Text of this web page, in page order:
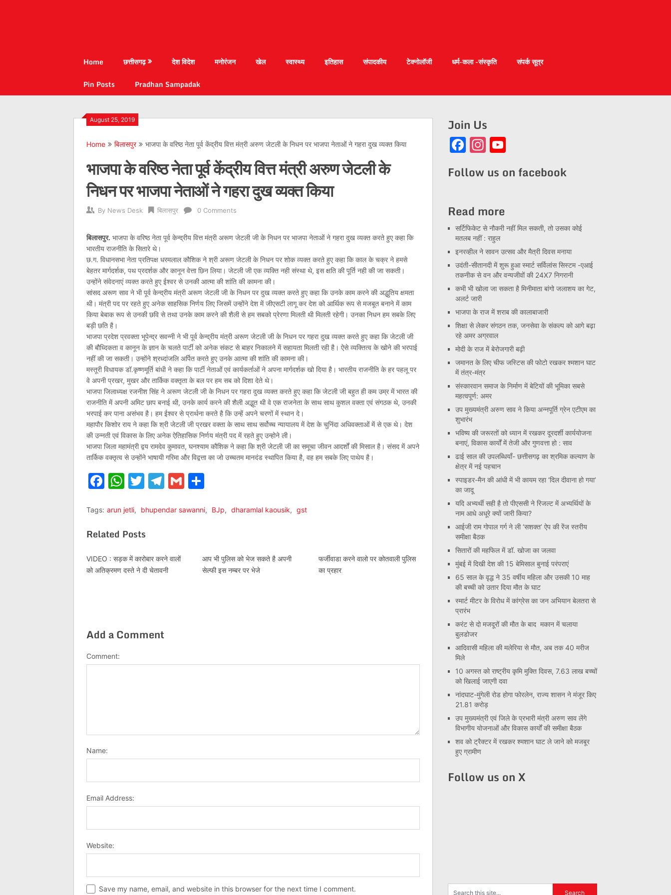
Home छत्तीसगढ़ देश विदेश मनोरंजन खेल स्वास्थ्य इतिहास संपादकीय टेक्नोलॉजी धर्म-कला -संस्कृति
संपर्क सूत्र
Pin Posts
Pradhan Sampadak
August 25, 2019
Home बिलासपुर भाजपा के वरिष्ठ नेता पूर्व केंद्रीय वित्त मंत्री अरुण जेटली के निधन पर भाजपा नेताओं ने गहरा दुख व्यक्त किया
भाजपा के वरिष्ठ नेता पूर्व केंद्रीय वित्त मंत्री अरुण जेटली के
निधन पर भाजपा नेताओं ने गहरा दुख व्यक्त किया
By News Desk बिलासपुर 0 Comments
बिलासपुर. भाजपा के वरिष्ठ नेता पूर्व केन्द्रीय वित्त मंत्री अरूण जेटली जी के निधन पर भाजपा नेताओं ने गहरा दुख व्यक्त करते हुए कहा कि
भारतीय राजनीति के सितारे थे।
छ.ग. विधानसभा नेता प्रतिपक्ष धरमलाल कौशिक ने श्री अरूण जेटली के निधन पर शोक व्यक्त करते हुए कहा कि काल के चक्र ने हमसे
बेहतर मार्गदर्शक, पथ प्रदर्शक और कानून वेत्ता छिन लिया। जेटली जी एक व्यक्ति नही संस्था थे, इस क्षति की पूर्ति नही की जा सकती।
उन्होंने संवेदनाएं व्यक्त करते हुए ईश्वर से उनकी आत्मा की शांति की कामना की।
सांसद अरूण साव ने भी पूर्व केन्द्रीय मंत्री अरूण जेटली जी के निधन पर दुख व्यक्त करते हुए कहा कि उनके काम करने की अद्धुतिय क्षमता
थी। मंत्री पद पर रहते हुए अनेक साहसिक निर्णय लिए जिसमें उन्होंने देश में जीएसटी लागू कर देश को आर्थिक रूप से मजबूत बनाने में काम
किया बेबाक रूप से उनकी छवि से तथा उनके काम करने की शैली से हम सबको प्रेरणा मिलती थी मिलती रहेगी। उनका निधन हम सबके लिए
बड़ी छति है।
भाजपा प्रदेश प्रवक्ता भूपेन्द्र सवन्नी ने भी पूर्व केन्द्रीय मंत्री अरूण जेटली जी के निधन पर गहरा दुख व्यक्त करते हुए कहा कि जेटली जी
की बौध्दिकता व कानून के ज्ञान के चलते पार्टी को अनेक संकट से बाहर निकालने में सहायता मिलती रही है। ऐसे व्यक्तित्व के खोने की भरपाई
नहीं की जा सकती। उन्होंने श्रध्दांजलि अर्पित करते हुए उनके आत्मा की शांति की कामना की।
मस्तूरी विधायक डॉ.कृष्णमूर्ति बांधी ने कहा कि पार्टी नेताओं एवं कार्यकर्ताओं ने अपना मार्गदर्शक खो दिया है। भारतीय राजनीति के हर पहलू पर
वे अपनी प्रखर, मुखर और तार्किक वक्तृता के बल पर हम सब को दिशा देते थे।
भाजपा जिलाध्यक्ष रजनीश सिंह ने अरूण जेटली जी के निधन पर गहरा दुख व्यक्त करते हुए कहा कि जेटली जी बहुत ही कम उम्र में भारत की
राजनीति में अपनी अमिट छाप बनाई थी, उनके कार्य करने की शैली अद्भूत थी वे एक राजनेता के साथ साथ कुशल वक्ता एवं संगठक थे, उनकी
भरपाई कर पाना असंभव है। हम ईश्वर से प्रार्थना करते है कि उन्हें अपने चरणों में स्थान दे।
महापौर किशोर राय ने कहा कि श्री जेटली जी प्रखर वक्ता के साथ साथ सर्वोच्च न्यायालय में देश के चुनिंदा अधिवक्ताओं में से एक थे। देश
की उन्नती एवं विकास के लिए अनेक ऐतिहासिक निर्णय मंत्री पद में रहते हुए उन्होने ली।
भाजपा जिला महामंत्री द्वय रामदेव कुमावत, घनश्याम कौशिक ने कहा कि श्री जेटली जी का समूचा जीवन आदर्शों की मिसाल है। संसद में अपने
तार्किक वक्तृत्व से उन्होंने भाषायी गरिमा और विद्वत्ता का जो उच्चतम मानदंड स्थापित किया है, वह हम सबके लिए पाथेय है।
Facebook
WhatsApp
Twitter
Telegram
Gmail
Tags: arun jetli, bhupendar sawanni, BJp, dharamlal kaousik, gst
Related Posts
VIDEO : सड़क में कारोबार करने वालों
को अतिक्रमण दस्ते ने दी चेतावनी
आप भी पुलिस को भेज सकते है अपनी
सेल्फी इस नम्बर पर भेजे
फर्जीवाडा करने वालो पर कोतवाली पुलिस
का प्रहार
Add a Comment
Comment:
Name:
Email Address:
Website:
Save my name, email, and website in this browser for the next time I comment.
Join Us
Facebook
Instagram
Follow us on facebook
Read more
सर्टिफिकेट से नौकरी नहीं मिल सकती, तो उसका कोई
मतलब नहीं : राहुल
इनरव्हील ने सावन उत्सव और मैत्री दिवस मनाया
उदंती-सीतानदी में शुरू हुआ स्मार्ट सर्विलांस सिस्टम -एआई
तकनीक से वन और वन्यजीवों की 24X7 निगरानी
कभी भी खोला जा सकता है मिनीमाता बांगो जलाशय का गेट,
अलर्ट जारी
भाजपा के राज में शराब की कालाबाजारी
शिक्षा से लेकर संगठन तक, जनसेवा के संकल्प को आगे बढ़ा
रहे अमर अग्रवाल
मोदी के राज में बेरोजगारी बढ़ी
जमानत के लिए चीफ जस्टिस की फोटो रखकर श्मशान घाट
में तंत्र-मंत्र
संस्कारवान समाज के निर्माण में बेटियों की भूमिका सबसे
महत्वपूर्ण: अमर
उप मुख्यमंत्री अरुण साव ने किया अन्नपूर्ति ग्रेन एटीएम का
शुभारंभ
भविष्य की जरूरतों को ध्यान में रखकर दूरदर्शी कार्ययोजना
बनाएं, विकास कार्यों में तेजी और गुणवत्ता हो : साव
ढाई साल की उपलब्धियाँ- छत्तीसगढ़ का श्रमिक कल्याण के
क्षेत्र में नई पहचान
स्पाइडर-मैन की आंधी में भी कायम रहा ‘दिल दीवाना हो गया’
का जादू
यदि अभ्यर्थी सही है तो पीएससी ने रिजल्ट में अभ्यर्थियों के
नाम आधे अधूरे क्यों जारी किया?
आईजी राम गोपाल गर्ग ने ली ‘सशक्त’ ऐप की रेंज स्तरीय
समीक्षा बैठक
सितारों की महफिल में डॉ. खोजा का जलवा
मुंबई में दिखी देश की 15 बेमिसाल बुनाई परंपराएं
65 साल के वृद्ध ने 35 वर्षीय महिला और उसकी 10 माह
की बच्ची को उतार दिया मौत के घाट
स्मार्ट मीटर के विरोध में कांग्रेस का जन अभियान बेलतरा से
प्रारंभ
करंट से दो मजदूरों की मौत के बाद मकान में चलाया
बुलडोजर
आदिवासी महिला की मलेरिया से मौत, अब तक 40 मरीज
मिले
10 अगस्त को राष्ट्रीय कृमि मुक्ति दिवस, 7.63 लाख बच्चों
को खिलाई जाएगी दवा
नांदघाट-मुंगेली रोड होगा फोरलेन, राज्य शासन ने मंजूर किए
21.81 करोड़
उप मुख्यमंत्री एवं जिले के प्रभारी मंत्री अरुण साव लेंगे
विभागीय योजनाओं और विकास कार्यों की समीक्षा बैठक
शव को ट्रैक्टर में रखकर श्मशान घाट ले जाने को मजबूर
हुए ग्रामीण
Follow us on X